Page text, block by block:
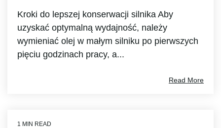
Kroki do lepszej konserwacji silnika Aby
uzyskać optymalną wydajność, należy
wymieniać olej w małym silniku po pierwszych
pięciu godzinach pracy, a...
Read More
1 MIN READ